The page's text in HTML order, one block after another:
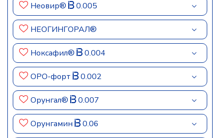
Неовир® 0.005
НЕОГИНГОРАЛ®
Ноксафил® 0.004
ОРО-форт 0.002
Орунгал® 0.007
Орунгамин 0.06